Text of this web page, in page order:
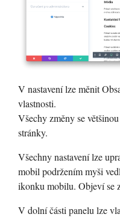
V nastavení lze měnit
vlastnosti.
Všechy změny se
stránky.
Všechny nastavení lze
mobil podržením myši
ikonku mobilu. Objeví se
V dolní části panelu lze